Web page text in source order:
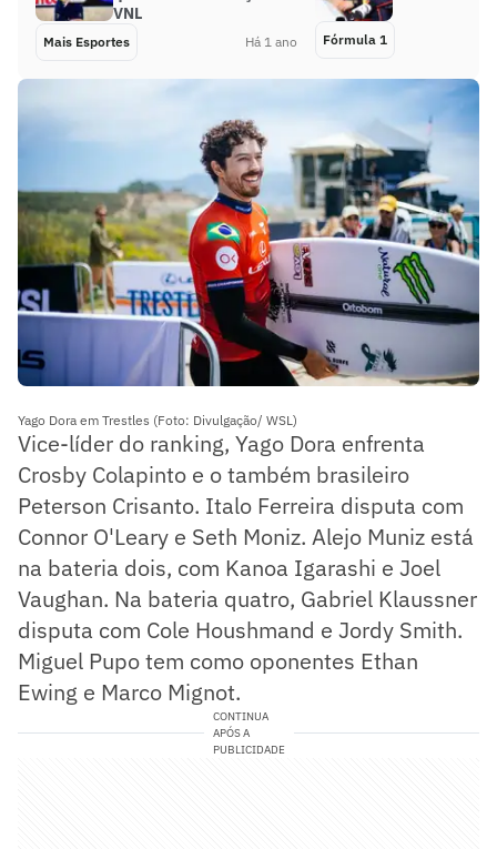
VNL
Mais Esportes Há 1 ano Fórmula 1
Yago Dora em Trestles (Foto: Divulgação/ WSL)
Vice-líder do ranking, Yago Dora enfrenta
Crosby Colapinto e o também brasileiro
Peterson Crisanto. Italo Ferreira disputa com
Connor O'Leary e Seth Moniz. Alejo Muniz está
na bateria dois, com Kanoa Igarashi e Joel
Vaughan. Na bateria quatro, Gabriel Klaussner
disputa com Cole Houshmand e Jordy Smith.
Miguel Pupo tem como oponentes Ethan
Ewing e Marco Mignot.
CONTINUA
APÓS A
PUBLICIDADE